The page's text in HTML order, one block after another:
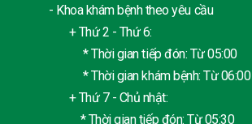
- Khoa khám bệnh theo yêu cầu
+ Thứ 2 - Thứ 6:
* Thời gian tiếp đón: Từ 05:00
* Thời gian khám bệnh: Từ 06:00
+ Thứ 7 - Chủ nhật:
* Thời gian tiếp đón: Từ 05:30